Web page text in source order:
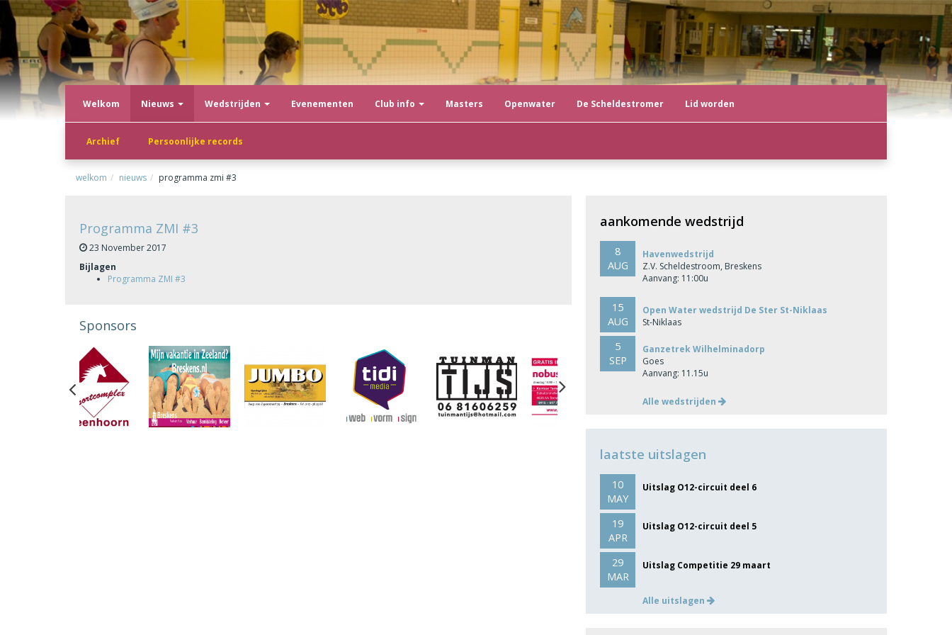
Welkom Nieuws
Archief Persoonlijke records
Wedstrijden Evenementen Club info Masters Openwater De Scheldestromer Lid worden
welkom nieuws programma zmi #3
Programma ZMI #3
23 November 2017
Bijlagen
Programma ZMI #3
Sponsors
Previous
aankomende wedstrijd
8
AUG
Havenwedstrijd
Z.V. Scheldestroom, Breskens
Aanvang: 11:00u
15
AUG
Open Water wedstrijd De Ster St-Niklaas
St-Niklaas
5
SEP
Ganzetrek Wilhelminadorp
Goes
Aanvang: 11.15u
Alle wedstrijden
laatste uitslagen
10
MAY
Uitslag O12-circuit deel 6
19
APR
Uitslag O12-circuit deel 5
29
MAR
Uitslag Competitie 29 maart
Alle uitslagen